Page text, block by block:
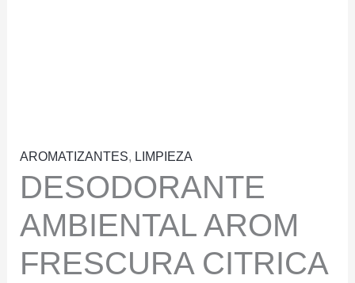
AROMATIZANTES, LIMPIEZA
DESODORANTE
AMBIENTAL AROM
FRESCURA CITRICA